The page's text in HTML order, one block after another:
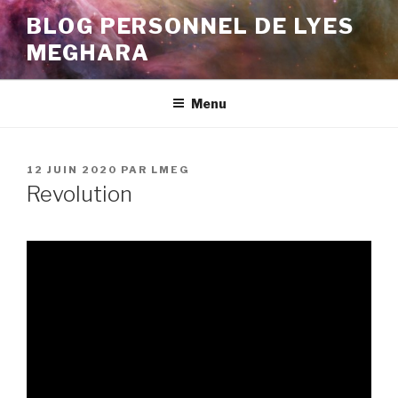
Aller
au
contenu
principal
BLOG PERSONNEL DE LYES
MEGHARA
Menu
PUBLIÉ
LE
12 JUIN 2020 PAR LMEG
Revolution